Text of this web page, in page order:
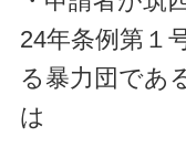
24年条例第１
る暴力団 であ
は